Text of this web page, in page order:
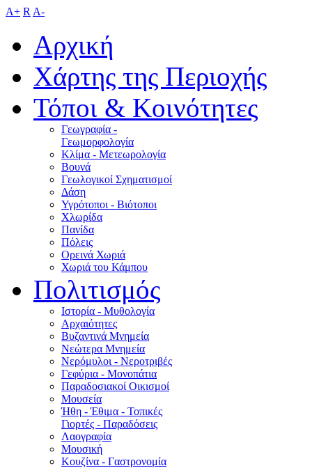
A+ R A-
Αρχική
Χάρτης της Περιοχής
Τόποι & Κοινότητες
Γεωγραφία -
Γεωμορφολογία
Κλίμα - Mετεωρολογία
Βουνά
Γεωλογικοί Σχηματισμοί
Δάση
Υγρότοποι - Βιότοποι
Χλωρίδα
Πανίδα
Πόλεις
Ορεινά Χωριά
Χωριά του Κάμπου
Πολιτισμός
Ιστορία - Μυθολογία
Αρχαιότητες
Βυζαντινά Μνημεία
Νεώτερα Μνημεία
Νερόμυλοι - Nεροτριβές
Γεφύρια - Μονοπάτια
Παραδοσιακοί Οικισμοί
Μουσεία
Ήθη - Έθιμα - Τοπικές
Γιορτές - Παραδόσεις
Λαογραφία
Μουσική
Κουζίνα - Γαστρονομία